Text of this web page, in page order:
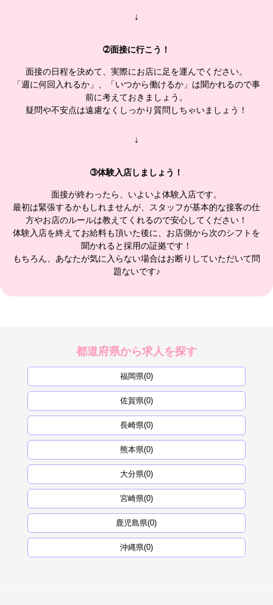
↓
➁面接に行こう！
面接の日程を決めて、実際にお店に足を運んでください。
「週に何回入れるか」、「いつから働けるか」は聞かれるので事
前に考えておきましょう。
疑問や不安点は遠慮なくしっかり質問しちゃいましょう！
↓
➂体験入店しましょう！
面接が終わったら、いよいよ体験入店です。
最初は緊張するかもしれませんが、スタッフが基本的な接客の仕
方やお店のルールは教えてくれるので安心してください！
体験入店を終えてお給料も頂いた後に、お店側から次のシフトを
聞かれると採用の証拠です！
もちろん、あなたが気に入らない場合はお断りしていただいて問
題ないです♪
都道府県から求人を探す
福岡県(0)
佐賀県(0)
長崎県(0)
熊本県(0)
大分県(0)
宮崎県(0)
鹿児島県(0)
沖縄県(0)